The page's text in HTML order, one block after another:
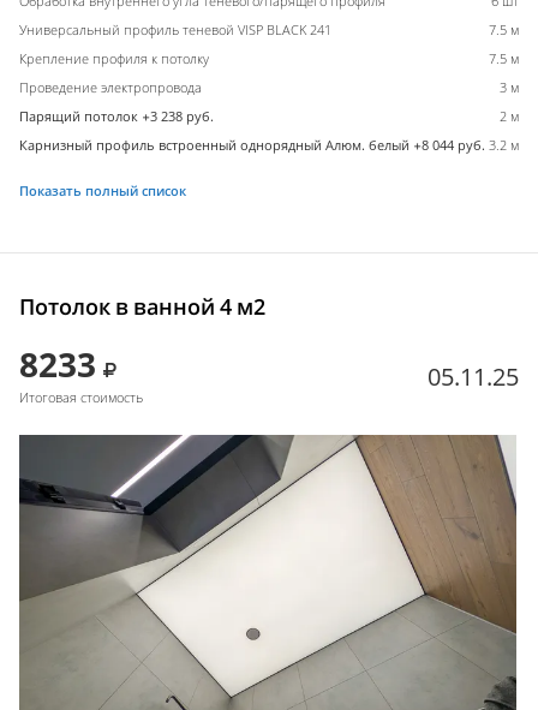
Универсальный профиль теневой VISP BLACK 241
7.5 м
Крепление профиля к потолку
7.5 м
Проведение электропровода
3 м
Парящий потолок +3 238 руб.
2 м
Карнизный профиль встроенный однорядный Алюм. белый +8 044 руб. 3.2 м
Показать полный список
Потолок в ванной 4 м2
8233
Итоговая стоимость
05.11.25